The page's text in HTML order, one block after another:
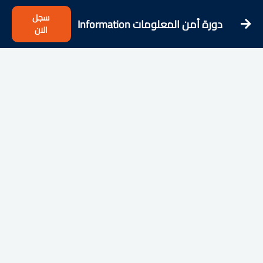
دورة أمن المعلومات Information
Security
سجل
الان